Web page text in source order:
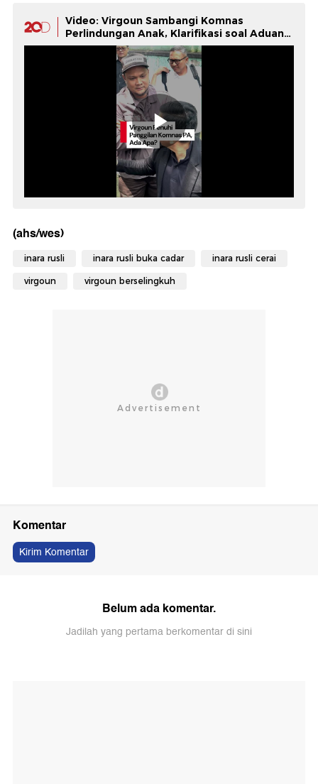
Video: Virgoun Sambangi Komnas
Perlindungan Anak, Klarifikasi soal Aduan
Inara
(ahs/wes)
inara rusli inara rusli buka cadar inara rusli cerai
virgoun virgoun berselingkuh
Komentar
Kirim Komentar
Belum ada komentar.
Jadilah yang pertama berkomentar di sini